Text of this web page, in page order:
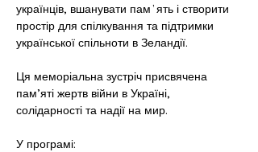
українців, вшанувати памʼять і створити
простір для спілкування та підтримки
української спільноти в Зеландії.
Ця меморіальна зустріч присвячена
пам’яті жертв війни в Україні,
солідарності та надії на мир.
У програмі: